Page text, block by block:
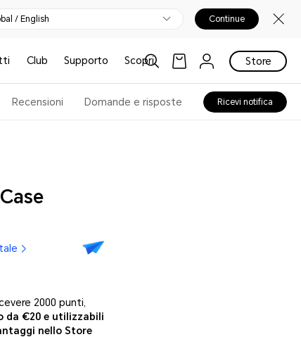
/ English Continue
Club Supporto Scopri Store
Recensioni Domande e risposte Ricevi notifica
2000 punti,
da €20 e utilizzabili
nello Store